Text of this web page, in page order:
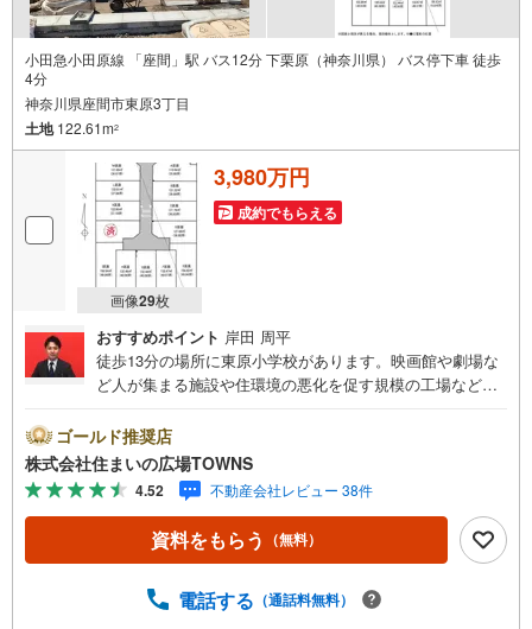
小田急小田原線 「座間」駅 バス12分 下栗原（神奈川県） バス停下車 徒歩
4分
神奈川県座間市東原3丁目
土地122.61m2
画像29枚
3,980万円
成約でもらえる
おすすめポイント 岸田 周平
徒歩13分の場所に東原小学校があります。映画館や劇場な
ど人が集まる施設や住環境の悪化を促す規模の工場などの
シの土地面積122.61平米（公簿）の土地です。駅から徒歩1
0分圏内に立地しています。こちらは住宅用地です。土地購
入を考えている方、一度チェックして頂きたいのがこちら
の売地です。【年中無休/9:00～21:00】人気物件は特にお
問い合わせが集中するため、お早めにお電話下さい。「室
内・現地を見学する」ボタンよりご予約頂くとご見学がス
宅ローンのご相談○ライフプランのシミュレーション■住ま
ゴールド推奨店
株式会社住まいの広場TOWNS
4.52 不動産会社レビュー 38件
資料をもらう （無料）
電話する （通話料無料）